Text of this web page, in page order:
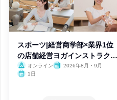
スポーツ|経営商学部×業界1位
の店舗経営ヨガインストラクタ
ー
オンライン
2026年8月・9月
1日